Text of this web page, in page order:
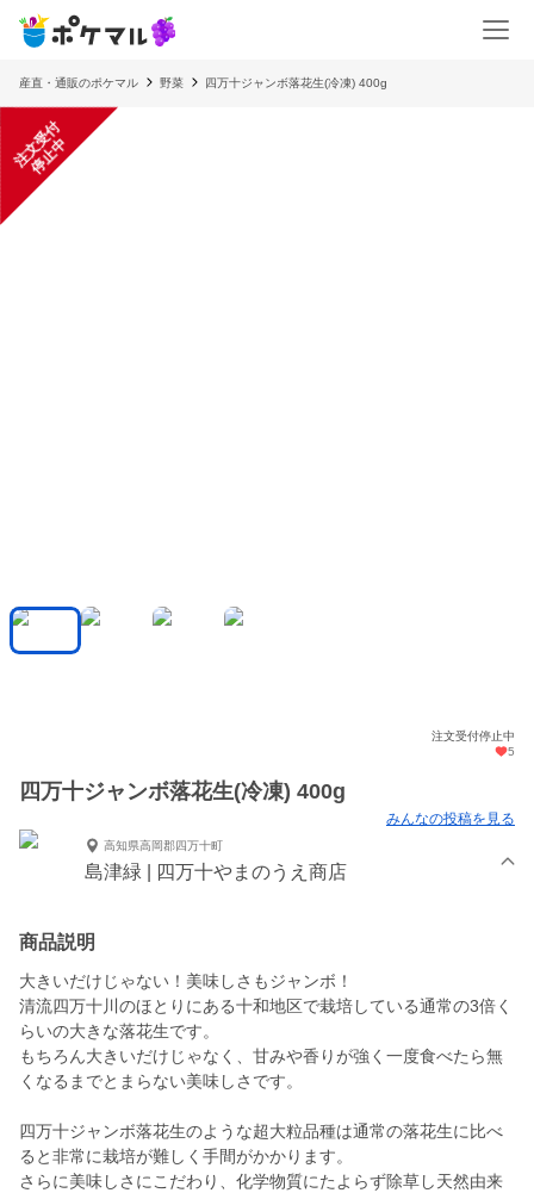
産直・通販のポケマル 野菜 四万十ジャンボ落花生(冷凍) 400g
注
文
受
付
停
止
中
注文受付停止中
5
四万十ジャンボ落花生(冷凍) 400g
みんなの投稿を見る
高知県高岡郡四万十町
島津緑 | 四万十やまのうえ商店
商品説明
大きいだけじゃない！美味しさもジャンボ！
清流四万十川のほとりにある十和地区で栽培している通常の3倍く
らいの大きな落花生です。
もちろん大きいだけじゃなく、甘みや香りが強く一度食べたら無
くなるまでとまらない美味しさです。
四万十ジャンボ落花生のような超大粒品種は通常の落花生に比べ
ると非常に栽培が難しく手間がかかります。
さらに美味しさにこだわり、化学物質にたよらず除草し天然由来